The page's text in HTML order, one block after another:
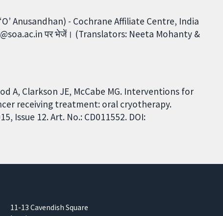
Anusandhan) - Cochrane Affiliate Centre, India
पर भेजें। (Translators: Neeta Mohanty &
A, Clarkson JE, McCabe MG. Interventions for
receiving treatment: oral cryotherapy.
Issue 12. Art. No.: CD011552. DOI:
11-13 Cavendish Square